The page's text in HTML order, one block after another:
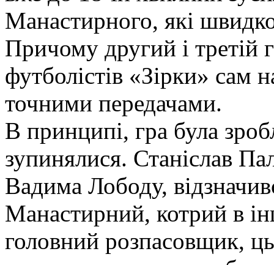
Манастирного, які
Причому другий і третій
футболістів «Зірки» сам
точними передачами.
В принципі, гра була
зупинялися. Станіслав
Вадима Лободу,
Манастирний, котрий в
головний розпасовщик,